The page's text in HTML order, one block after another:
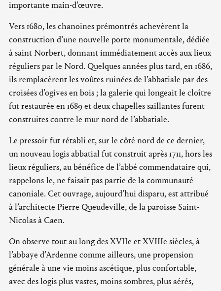
importante main-d’œuvre.
Vers 1680, les chanoines prémontrés achevèrent la
construction d’une nouvelle porte monumentale, dédiée
à saint Norbert, donnant immédiatement accès aux lieux
réguliers par le Nord. Quelques années plus tard, en 1686,
ils remplacèrent les voûtes ruinées de l’abbatiale par des
croisées d’ogives en bois ; la galerie qui longeait le cloître
fut restaurée en 1689 et deux chapelles saillantes furent
construites contre le mur nord de l’abbatiale.
Le pressoir fut rétabli et, sur le côté nord de ce dernier,
un nouveau logis abbatial fut construit après 1711, hors les
lieux réguliers, au bénéfice de l’abbé commendataire qui,
rappelons-le, ne faisait pas partie de la communauté
canoniale. Cet ouvrage, aujourd’hui disparu, est attribué
à l’architecte Pierre Queudeville, de la paroisse Saint-
Nicolas à Caen.
On observe tout au long des XVIIe et XVIIIe siècles, à
l’abbaye d’Ardenne comme ailleurs, une propension
générale à une vie moins ascétique, plus confortable,
avec des logis plus vastes, moins sombres, plus aérés,